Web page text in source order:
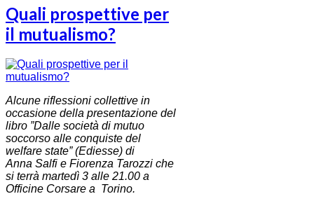
Quali prospettive per
il mutualismo?
Alcune riflessioni collettive in
occasione della presentazione del
libro ”Dalle società di mutuo
soccorso alle conquiste del
welfare state” (Ediesse) di
Anna Salfi e Fiorenza Tarozzi che
si terrà martedì 3 alle 21.00 a
Officine Corsare a Torino.